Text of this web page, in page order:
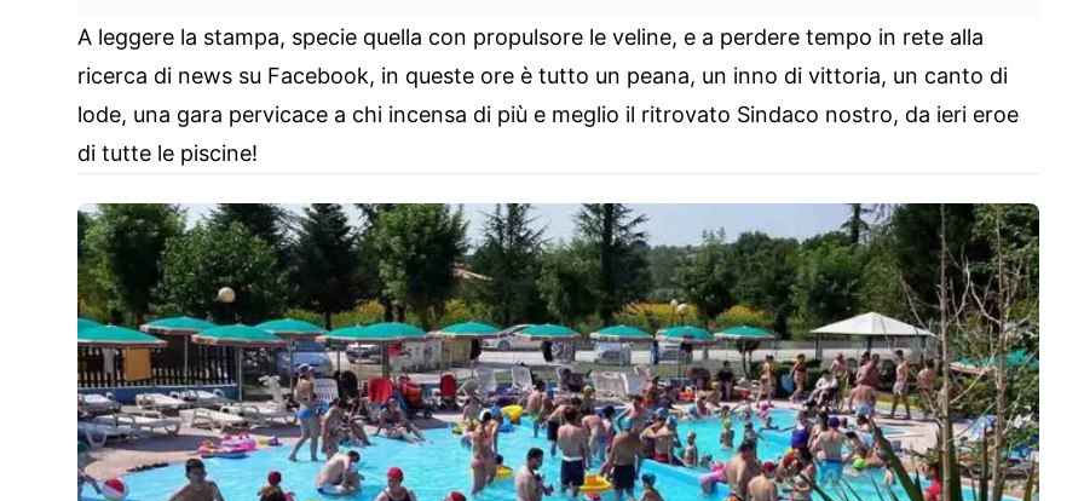
A leggere la stampa, specie quella con propulsore le veline, e a perdere tempo in rete alla
ricerca di news su Facebook, in queste ore è tutto un peana, un inno di vittoria, un canto di
lode, una gara pervicace a chi incensa di più e meglio il ritrovato Sindaco nostro, da ieri eroe
di tutte le piscine!